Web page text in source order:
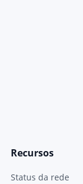
Recursos
Status da rede